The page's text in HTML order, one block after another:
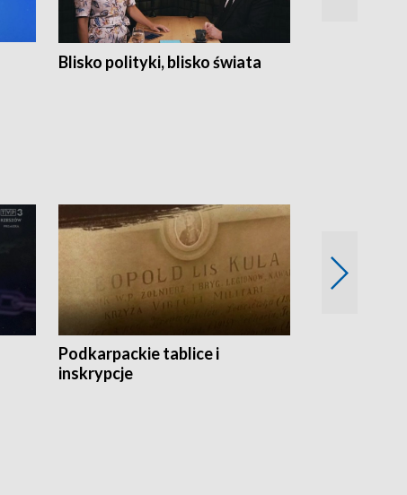
Blisko polityki, blisko świata
Podkarpackie tablice i
inskrypcje